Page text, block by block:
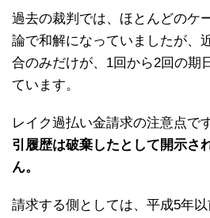
過去の裁判では、ほとんどのケ
論で和解になっていましたが、
合のみだけが、1回から2回の期
ています。
レイク過払い金請求の注意点で
引履歴は破棄したとして開示さ
ん。
請求する側としては、平成5年